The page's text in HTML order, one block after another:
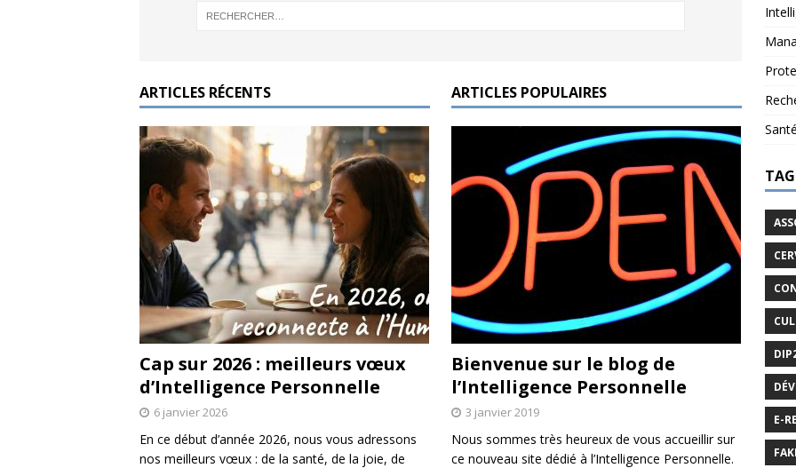
ARTICLES RÉCENTS
Cap sur 2026 : meilleurs vœux
d’Intelligence Personnelle
6 janvier 2026
En ce début d’année 2026, nous vous adressons
nos meilleurs vœux : de la santé, de la joie, de
ARTICLES POPULAIRES
Bienvenue sur le blog de
l’Intelligence Personnelle
3 janvier 2019
Nous sommes très heureux de vous accueillir sur
ce nouveau site dédié à l’Intelligence Personnelle.
Santé
E-